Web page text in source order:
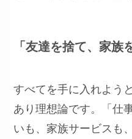
「友達を捨て、家族
すべてを手に入れよう
あり理想論です。「仕
いも、家族サービスも